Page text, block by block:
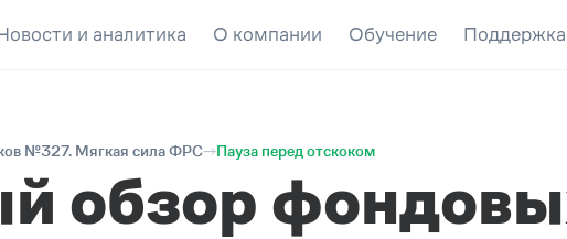
и аналитика О компании Обучение Поддержка
№327. Мягкая сила ФРС Пауза перед отскоком
обзор